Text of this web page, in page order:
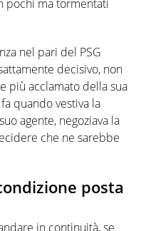
pochi ma tormentati
nel pari del PSG
decisivo, non
più acclamato della sua
quando vestiva la
agente, negoziava la
che ne sarebbe
posta
in continuità, se